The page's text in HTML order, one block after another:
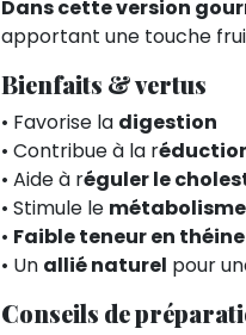
Dans cette version
apportant une touche
Bienfaits & vertus
• Favorise la digestion
• Contribue à la r
• Aide à réguler le
• Stimule le
• Faible teneur en théine
• Un allié naturel pour
Conseils de